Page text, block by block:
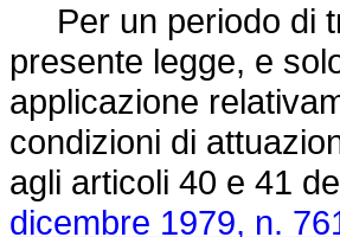
Per un periodo di
presente legge, e
applicazione
condizioni di
agli articoli 40 e 41
dicembre 1979, n.